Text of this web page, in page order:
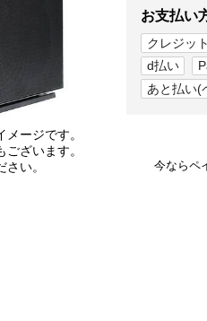
ージです。
ざいます。
い。
お支払い
クレジッ
d払い
あと払い(
今ならペ